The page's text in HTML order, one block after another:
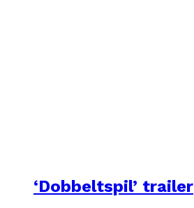
‘Dobbeltspil’ trailer